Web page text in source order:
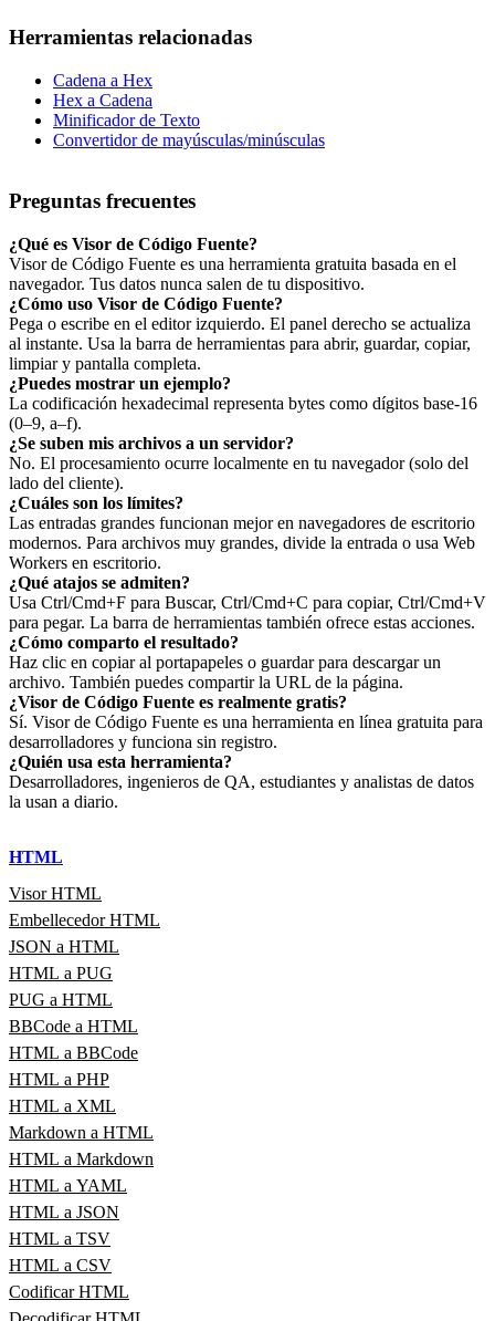
Herramientas relacionadas
Cadena a Hex
Hex a Cadena
Minificador de Texto
Convertidor de mayúsculas/minúsculas
Preguntas frecuentes
¿Qué es Visor de Código Fuente?
Visor de Código Fuente es una herramienta gratuita basada en el
navegador. Tus datos nunca salen de tu dispositivo.
¿Cómo uso Visor de Código Fuente?
Pega o escribe en el editor izquierdo. El panel derecho se actualiza
al instante. Usa la barra de herramientas para abrir, guardar, copiar,
limpiar y pantalla completa.
¿Puedes mostrar un ejemplo?
La codificación hexadecimal representa bytes como dígitos base‑16
(0–9, a–f).
¿Se suben mis archivos a un servidor?
No. El procesamiento ocurre localmente en tu navegador (solo del
lado del cliente).
¿Cuáles son los límites?
Las entradas grandes funcionan mejor en navegadores de escritorio
modernos. Para archivos muy grandes, divide la entrada o usa Web
Workers en escritorio.
¿Qué atajos se admiten?
Usa Ctrl/Cmd+F para Buscar, Ctrl/Cmd+C para copiar, Ctrl/Cmd+V
para pegar. La barra de herramientas también ofrece estas acciones.
¿Cómo comparto el resultado?
Haz clic en copiar al portapapeles o guardar para descargar un
archivo. También puedes compartir la URL de la página.
¿Visor de Código Fuente es realmente gratis?
Sí. Visor de Código Fuente es una herramienta en línea gratuita para
desarrolladores y funciona sin registro.
¿Quién usa esta herramienta?
Desarrolladores, ingenieros de QA, estudiantes y analistas de datos
la usan a diario.
HTML
Visor HTML
Embellecedor HTML
JSON a HTML
HTML a PUG
PUG a HTML
BBCode a HTML
HTML a BBCode
HTML a PHP
HTML a XML
Markdown a HTML
HTML a Markdown
HTML a YAML
HTML a JSON
HTML a TSV
HTML a CSV
Codificar HTML